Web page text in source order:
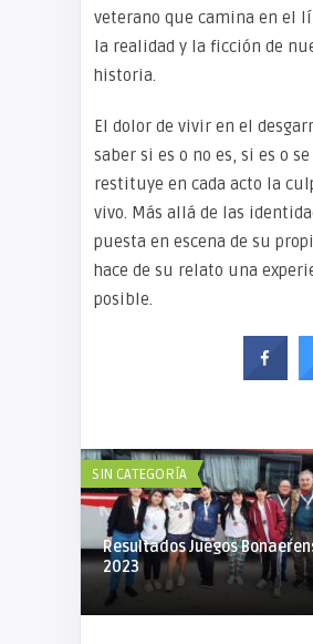
veterano que camina en el
la realidad y la ficción de
historia.
El dolor de vivir en el
saber si es o no es, si es o
restituye en cada acto la
vivo. Más allá de las
puesta en escena de su
hace de su relato una
posible.
SIN CATEGORÍA
Resultados Juegos
2023